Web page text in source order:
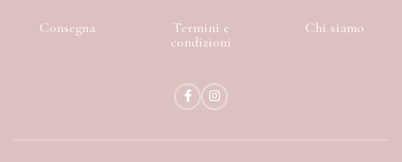
Consegna
Termini e
condizioni
Chi siamo